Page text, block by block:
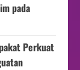
pada
Perkuat